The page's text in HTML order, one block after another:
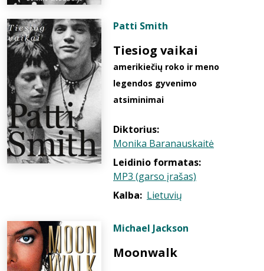
Patti Smith
Tiesiog vaikai
amerikiečių roko ir meno
legendos gyvenimo
atsiminimai
Diktorius:
Monika Baranauskaitė
Leidinio formatas:
MP3 (garso įrašas)
Kalba: Lietuvių
Michael Jackson
Moonwalk